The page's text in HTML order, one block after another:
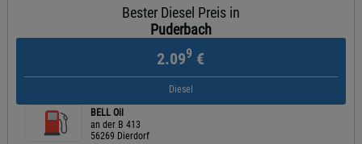
Bester Diesel Preis in
Puderbach
2.099 €
Diesel
BELL Oil
an der B 413
56269 Dierdorf